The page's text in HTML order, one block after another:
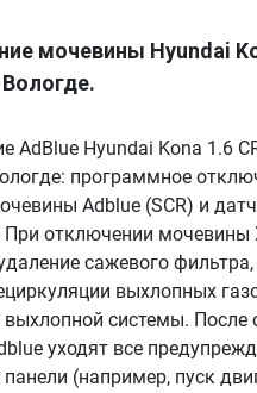
мочевины Hyundai
AdBlue Hyundai Kona 1.6
программное
Adblue (SCR) и
При отключении мочевины
сажевого
выхлопных
системы. После
уходят все
(например, пуск